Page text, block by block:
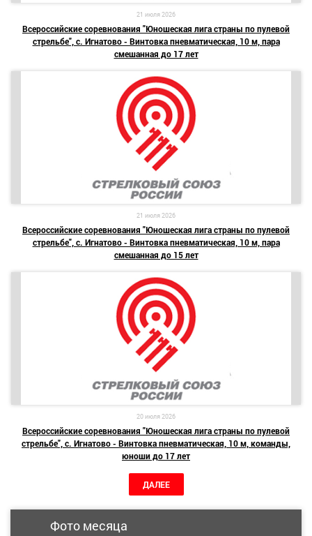
21 июля 2026
Всероссийские соревнования "Юношеская лига страны по пулевой
стрельбе", с. Игнатово - Винтовка пневматическая, 10 м, пара
смешанная до 17 лет
21 июля 2026
Всероссийские соревнования "Юношеская лига страны по пулевой
стрельбе", с. Игнатово - Винтовка пневматическая, 10 м, пара
смешанная до 15 лет
20 июля 2026
Всероссийские соревнования "Юношеская лига страны по пулевой
стрельбе", с. Игнатово - Винтовка пневматическая, 10 м, команды,
юноши до 17 лет
ДАЛЕЕ
Фото месяца